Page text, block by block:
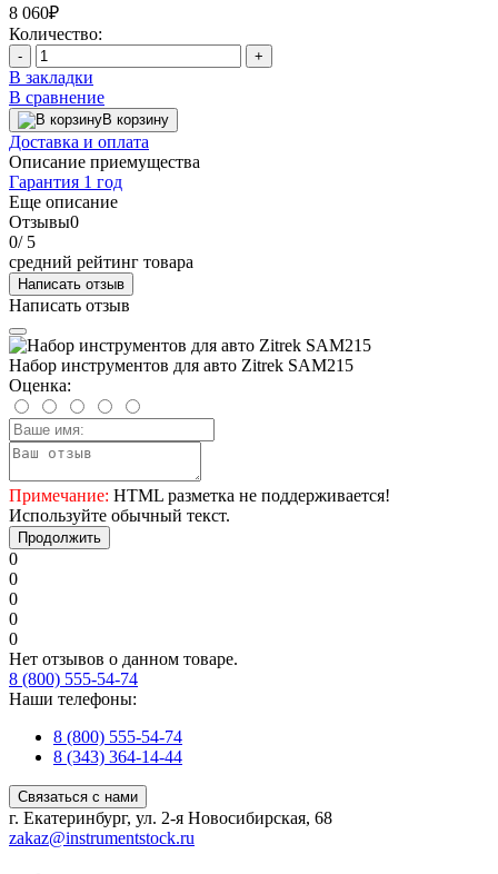
8 060₽
Количество:
- +
В закладки
В сравнение
В корзину
Доставка и оплата
Описание приемущества
Гарантия 1 год
Еще описание
Отзывы0
0/ 5
средний рейтинг товара
Написать отзыв
Написать отзыв
Набор инструментов для авто Zitrek SAM215
Оценка:
Примечание: HTML разметка не поддерживается!
Используйте обычный текст.
Продолжить
0
0
0
0
0
Нет отзывов о данном товаре.
8 (800) 555-54-74
Наши телефоны:
8 (800) 555-54-74
8 (343) 364-14-44
Связаться с нами
г. Екатеринбург, ул. 2-я Новосибирская, 68
zakaz@instrumentstock.ru